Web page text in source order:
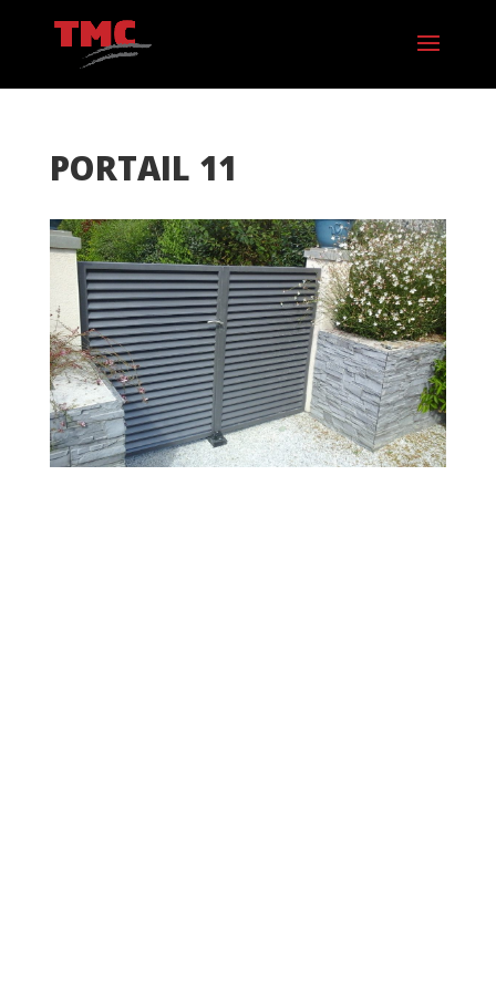
PORTAIL 11